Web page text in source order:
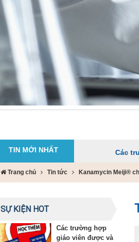
Các trường hợp
TIN MỚI NHẤT
Trang chủ Tin tức Kanamycin Meiji®
SỰ KIỆN HOT
Các trường hợp
giáo viên được và